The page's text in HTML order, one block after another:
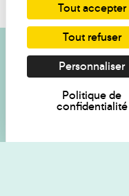
Je
Tout accepter
Tout refuser
Personnaliser
Politique de
confidentialité